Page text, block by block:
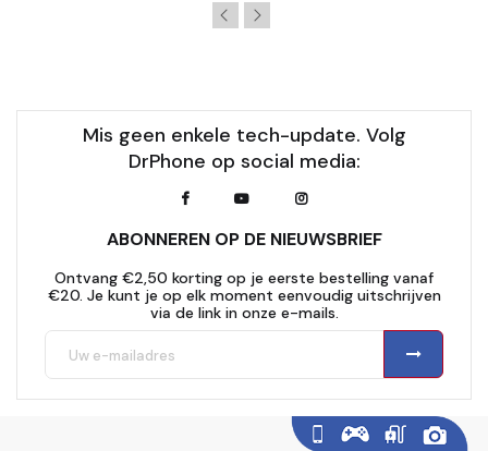
Mis geen enkele tech-update. Volg
DrPhone op social media:
ABONNEREN OP DE NIEUWSBRIEF
Ontvang €2,50 korting op je eerste bestelling vanaf
€20. Je kunt je op elk moment eenvoudig uitschrijven
via de link in onze e-mails.